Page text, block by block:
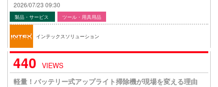
2026/07/23 09:30
製品・サービス ツール・用具用品
インテックスソリューション
440 VIEWS
軽量！バッテリー式アップライト掃除機が現場を変える理由